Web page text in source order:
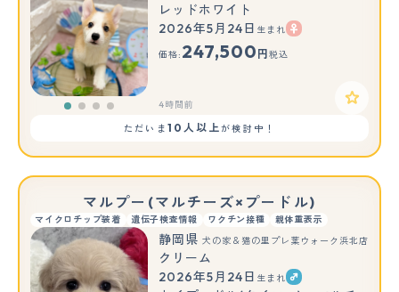
レッドホワイト
2026年5月24日 生まれ
価格: 247,500 円 税込
4時間前
ただいま 10人以上が検討中！
マルプー(マルチーズ×プードル)
マイクロチップ装着 遺伝子検査情報 ワクチン接種 親体重表示
静岡県 犬の家＆猫の里プレ葉ウォーク浜北店
クリーム
2026年5月24日 生まれ